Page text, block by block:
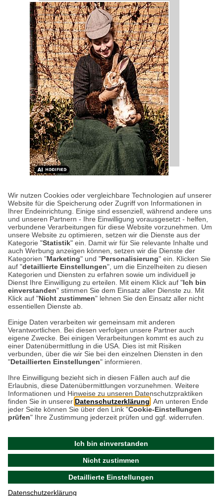
Wir nutzen Cookies oder vergleichbare Technologien auf unserer
Website für die Speicherung oder Zugriff von Informationen in
Ihrer Endeinrichtung. Einige sind essenziell, während andere uns
und unseren Partnern - Ihre Einwilligung vorausgesetzt - helfen,
verbundene Verarbeitungen für diese Website vorzunehmen. Um
unsere Website zu optimieren, setzen wir die Dienste aus der
Kategorie "Statistik" ein. Damit wir für Sie relevante Inhalte und
auch Werbung anzeigen können, setzen wir die Dienste der
Kategorien "Marketing" und "Personalisierung" ein. Klicken Sie
auf "detaillierte Einstellungen", um die Einzelheiten zu diesen
Kategorien und Diensten zu erfahren sowie um individuell je
Dienst Ihre Einwilligung zu erteilen. Mit einem Klick auf "Ich bin
einverstanden" stimmen Sie dem Einsatz aller Dienste zu. Mit
Klick auf "Nicht zustimmen" lehnen Sie den Einsatz aller nicht
essentiellen Dienste ab.
Einige Daten verarbeiten wir gemeinsam mit anderen
Verantwortlichen. Bei diesen verfolgen unsere Partner auch
eigene Zwecke. Bei einigen Verarbeitungen kommt es auch zu
einer Datenübermittlung in die USA. Dies ist mit Risiken
verbunden, über die wir Sie bei den einzelnen Diensten in den
"Detaillierten Einstellungen" informieren.
Ihre Einwilligung bezieht sich in diesen Fällen auch auf die
Erlaubnis, diese Datenübermittlungen vorzunehmen. Weitere
Informationen und Hinweise zu unseren Datenschutzpraktiken
finden Sie in unserer Datenschutzerklärung . Am unteren Ende
jeder Seite können Sie über den Link "Cookie-Einstellungen
prüfen" Ihre Zustimmung jederzeit prüfen und ggf. widerrufen.
Ich bin einverstanden
Nicht zustimmen
Detaillierte Einstellungen
Datenschutzerklärung
ARNOLD
Happy Birthday, Beatrix
Potter!
Wer kennt sie nicht, die Geschichten von
Peter Hase und Jemima Pratschel-Watschel?
Heute vor 160 Jahren wurde ihre großartige
Erfinderin Beatrix…
Weiterlesen
Datenschutz Impressum
Kontakt
Netiquette
© 2026 - THE BRITISH SHOP Versandhandel GmbH & Co.
KG |Cookie-Einstellungen prüfen